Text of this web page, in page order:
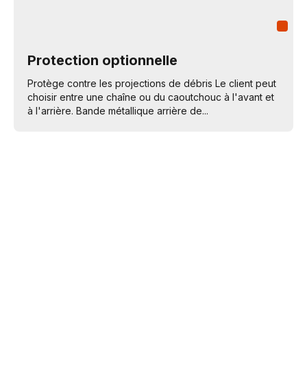
Protection optionnelle
Protège contre les projections de débris Le client peut
choisir entre une chaîne ou du caoutchouc à l'avant et
à l'arrière. Bande métallique arrière de...